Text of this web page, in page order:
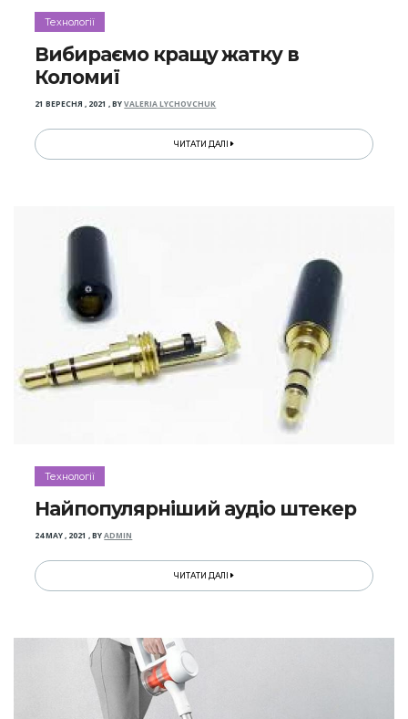
Технології
Вибираємо кращу жатку в
Коломиї
21 ВЕРЕСНЯ , 2021 ,BYVALERIA LYCHOVCHUK
ЧИТАТИ ДАЛІ
Технології
Найпопулярніший аудіо штекер
24 MAY , 2021 ,BYADMIN
ЧИТАТИ ДАЛІ